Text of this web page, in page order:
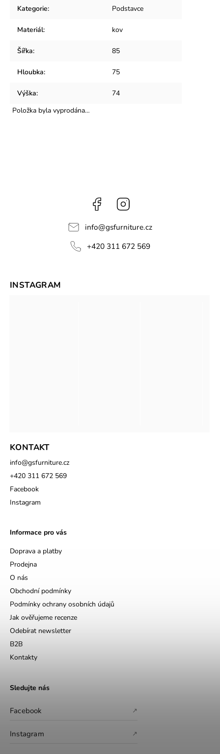
Kategorie: Podstavce
Materiál: kov
Šířka: 85
Hloubka: 75
Výška:
74
Položka byla vyprodána…
Facebook
info@gsfurniture.cz
+420 311 672 569
KONTAKT
info@gsfurniture.cz
+420 311 672 569
Facebook
Instagram
Informace pro vás
Doprava a platby
Prodejna
O nás
Obchodní podmínky
Podmínky ochrany osobních údajů
Jak ověřujeme recenze
Odebírat newsletter
B2B
Kontakty
INSTAGRAM
Sledujte nás
Facebook ↗
Instagram ↗